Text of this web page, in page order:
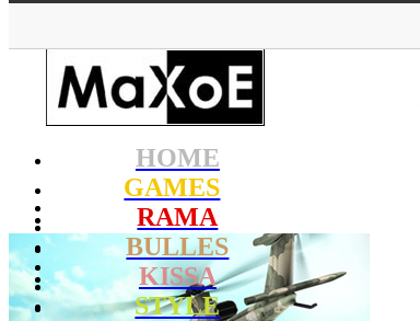
HOME
GAMES
RAMA
BULLES
KISSA
STYLE